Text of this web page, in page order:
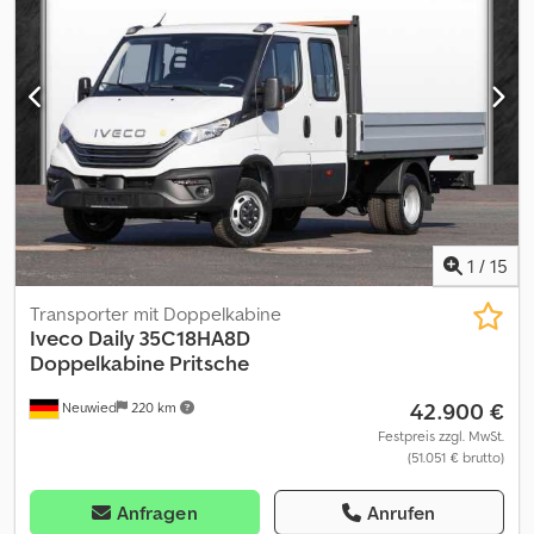
225 kg
Klimaanlage, Navigationssystem, geräuscharm
Leasing nach erfolgter Bonitätsprüfung möglich!, Sprechen Sie
uns an!, Irrtümer sowie Zwischenverkauf vorbehalten, Radstand
3520L / Höhe 1900, digitales Radio DAB 7 \'Touch\', USB
Fahrerseite, Reserverad, Batterie geladen, Druckschriften
Deutsch, 4x2, MY 24, Klimaanlage mit Klimaautomatik, Hecktüren
Öffnungswinkel 260 °, Trennwand mit Fenster, HA-Übersetzung
I=3,308, Klimakompressor 170 ccm, Reserveradlagerung
Rahmenende, Betriebs- und Wartungsanleitung elektr., Batterie
12 V 105 Ah / 950 A Chsdexa S Htepfx Ahisa
1 / 15
Neuwied 220 km
Transporter mit Doppelkabine
Iveco Daily 35C18HA8D
Doppelkabine Pritsche
42.900 €
Festpreis zzgl. MwSt.
(51.051 € brutto)
Anfragen Anrufen